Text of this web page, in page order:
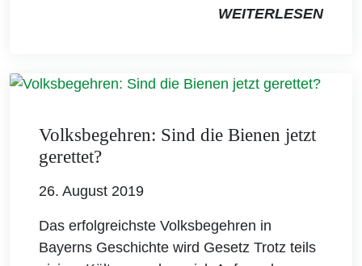
WEITERLESEN
Volksbegehren: Sind die Bienen jetzt
gerettet?
26. August 2019
Das erfolgreichste Volksbegehren in
Bayerns Geschichte wird Gesetz Trotz teils